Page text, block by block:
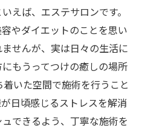
えば、エステサロンです。
やダイエットのことを思い
せんが、実は日々の生活に
もうってつけの癒しの場所
いた空間で施術を行うこと
日頃感じるストレスを解消
できるよう、丁寧な施術を